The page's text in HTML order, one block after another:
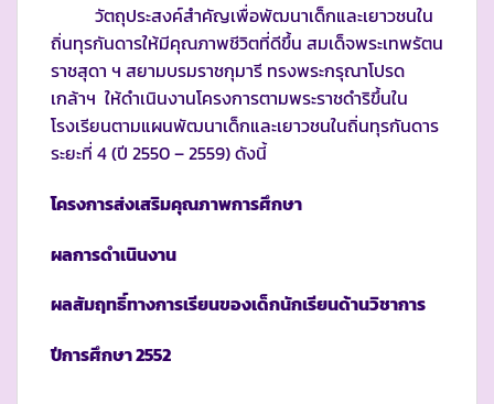
วัตถุประสงค์สำคัญเพื่อพัฒนาเด็กและเยาวชนใน
ถิ่นทุรกันดารให้มีคุณภาพชีวิตที่ดีขึ้น สมเด็จพระเทพรัตน
ราชสุดา ฯ สยามบรมราชกุมารี ทรงพระกรุณาโปรด
เกล้าฯ ให้ดำเนินงานโครงการตามพระราชดำริขึ้นใน
โรงเรียนตามแผนพัฒนาเด็กและเยาวชนในถิ่นทุรกันดาร
ระยะที่ 4 (ปี 2550 – 2559) ดังนี้
โครงการส่งเสริมคุณภาพการศึกษา
ผลการดำเนินงาน
ผลสัมฤทธิ์ทางการเรียนของเด็กนักเรียนด้านวิชาการ
ปีการศึกษา 2552